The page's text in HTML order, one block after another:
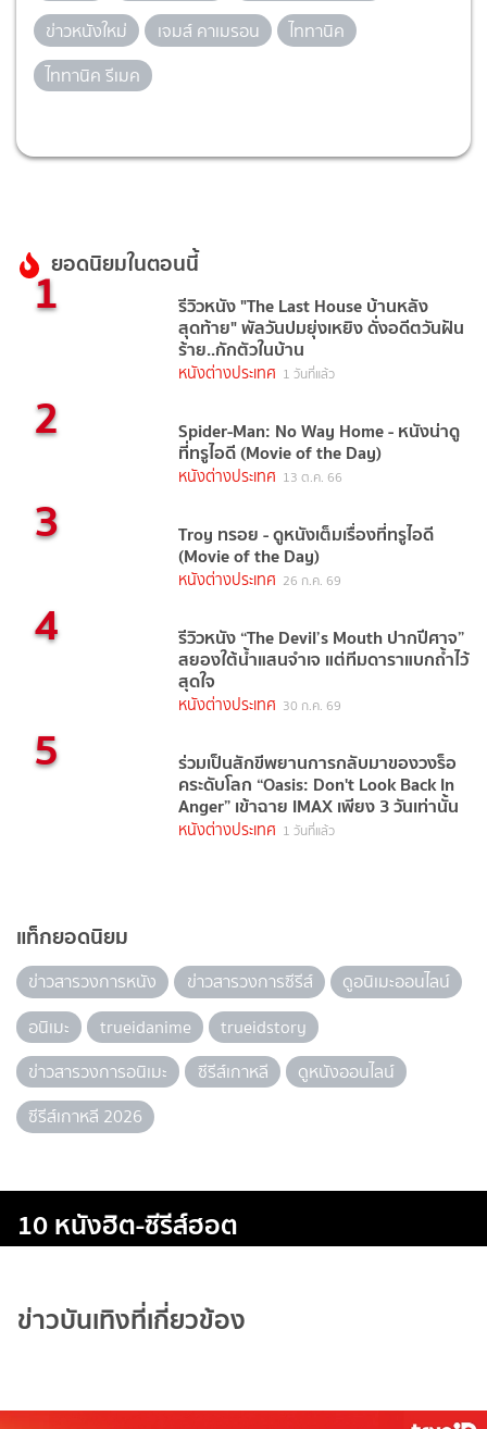
ข่าวหนังใหม่
เจมส์ คาเมรอน
ไททานิค
ไททานิค รีเมค
ยอดนิยมในตอนนี้
1 รีวิวหนัง "The Last House บ้านหลัง
สุดท้าย" พัลวันปมยุ่งเหยิง ดั่งอดีตวันฝัน
ร้าย..กักตัวในบ้าน
หนังต่างประเทศ 1 วันที่แล้ว
2 Spider-Man: No Way Home - หนังน่าดู
ที่ทรูไอดี (Movie of the Day)
หนังต่างประเทศ 13 ต.ค. 66
3 Troy ทรอย - ดูหนังเต็มเรื่องที่ทรูไอดี
(Movie of the Day)
หนังต่างประเทศ 26 ก.ค. 69
4 รีวิวหนัง “The Devil’s Mouth ปากปีศาจ”
สยองใต้น้ำแสนจำเจ แต่ทีมดาราแบกถ้ำไว้
สุดใจ
หนังต่างประเทศ 30 ก.ค. 69
5 ร่วมเป็นสักขีพยานการกลับมาของวงร็อ
คระดับโลก “Oasis: Don't Look Back In
Anger” เข้าฉาย IMAX เพียง 3 วันเท่านั้น
หนังต่างประเทศ 1 วันที่แล้ว
แท็กยอดนิยม
ข่าวสารวงการหนัง ข่าวสารวงการซีรีส์
ดูอนิเมะออนไลน์
อนิเมะ
trueidanime
trueidstory
ข่าวสารวงการอนิเมะ
ซีรีส์เกาหลี
ดูหนังออนไลน์
ซีรีส์เกาหลี 2026
10 หนังฮิต-ซีรีส์ฮอต
ข่าวบันเทิงที่เกี่ยวข้อง